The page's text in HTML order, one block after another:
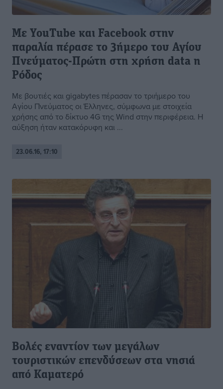
Με YouTube και Facebook στην
παραλία πέρασε το 3ήμερο του Αγίου
Πνεύματος-Πρώτη στη χρήση data η
Ρόδος
Με βουτιές και gigabytes πέρασαν το τριήμερο του
Αγίου Πνεύματος οι Έλληνες, σύμφωνα με στοιχεία
χρήσης από το δίκτυο 4G της Wind στην περιφέρεια. Η
αύξηση ήταν κατακόρυφη και ...
23.06.16, 17:10
Βολές εναντίον των μεγάλων
τουριστικών επενδύσεων στα νησιά
από Καματερό